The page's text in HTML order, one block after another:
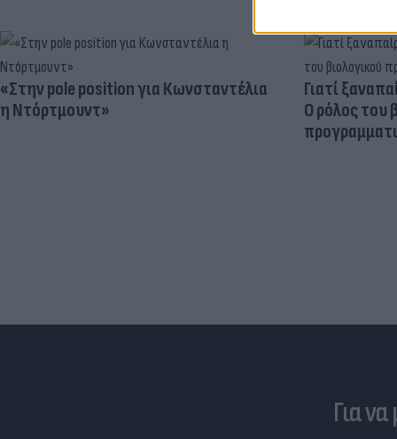
«Στην pole position για Κωνσταντέλια
η Ντόρτμουντ»
Γιατί
Ο ρόλος του
Για